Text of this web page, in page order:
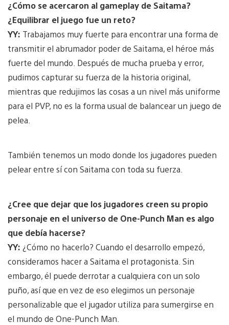
¿Cómo se acercaron al gameplay de Saitama?
¿Equilibrar el juego fue un reto?
YY: Trabajamos muy fuerte para encontrar una forma de
transmitir el abrumador poder de Saitama, el héroe más
fuerte del mundo. Después de mucha prueba y error,
pudimos capturar su fuerza de la historia original,
mientras que redujimos las cosas a un nivel más uniforme
para el PVP, no es la forma usual de balancear un juego de
pelea.
También tenemos un modo donde los jugadores pueden
pelear entre sí con Saitama con toda su fuerza.
¿Cree que dejar que los jugadores creen su propio
personaje en el universo de One-Punch Man es algo
que debía hacerse?
YY: ¿Cómo no hacerlo? Cuando el desarrollo empezó,
consideramos hacer a Saitama el protagonista. Sin
embargo, él puede derrotar a cualquiera con un solo
puño, así que en vez de eso elegimos un personaje
personalizable que el jugador utiliza para sumergirse en
el mundo de One-Punch Man.